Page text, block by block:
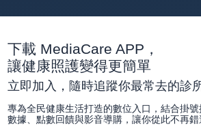
下載 MediaCare APP，
讓健康照護變得更簡單
立即加入，隨時追蹤你最常去的診
專為全民健康生活打造的數位入口，結合掛
數據、點數回饋與影音導購，讓你從此不再錯